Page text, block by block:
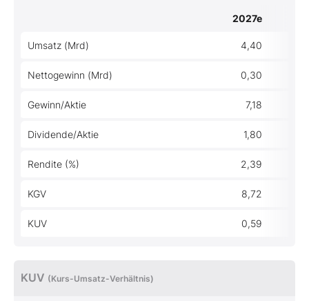
2027e
Umsatz (Mrd) 4,40
Nettogewinn (Mrd) 0,30
Gewinn/Aktie 7,18
Dividende/Aktie 1,80
Rendite (%) 2,39
KGV 8,72
KUV 0,59
KUV (Kurs-Umsatz-Verhältnis)